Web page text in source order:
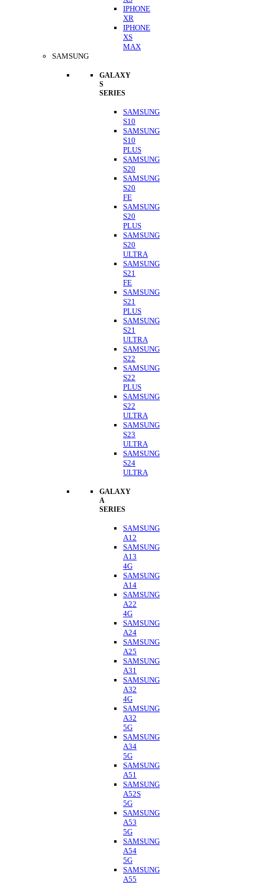
IPHONE
XR
IPHONE
XS
MAX
SAMSUNG
GALAXY
S
SERIES
SAMSUNG
S10
SAMSUNG
S10
PLUS
SAMSUNG
S20
SAMSUNG
S20
FE
SAMSUNG
S20
PLUS
SAMSUNG
S20
ULTRA
SAMSUNG
S21
FE
SAMSUNG
S21
PLUS
SAMSUNG
S21
ULTRA
SAMSUNG
S22
SAMSUNG
S22
PLUS
SAMSUNG
S22
ULTRA
SAMSUNG
S23
ULTRA
SAMSUNG
S24
ULTRA
GALAXY
A
SERIES
SAMSUNG
A12
SAMSUNG
A13
4G
SAMSUNG
A14
SAMSUNG
A22
4G
SAMSUNG
A24
SAMSUNG
A25
SAMSUNG
A31
SAMSUNG
A32
4G
SAMSUNG
A32
5G
SAMSUNG
A34
5G
SAMSUNG
A51
SAMSUNG
A52S
5G
SAMSUNG
A53
5G
SAMSUNG
A54
5G
SAMSUNG
A55